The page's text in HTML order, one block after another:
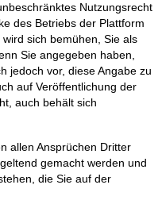
Nutzungsrecht
des Betriebs der Plattform
sich bemühen, Sie als
Sie angegeben haben,
jedoch vor, diese Angabe zu
auf Veröffentlichung der
auch behält sich
allen Ansprüchen Dritter
gemacht werden und
die Sie auf der